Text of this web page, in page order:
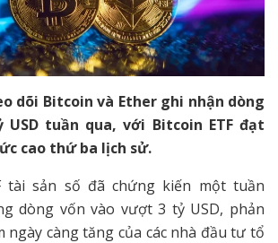
dõi Bitcoin và Ether ghi nhận dòng
tuần qua, với Bitcoin ETF đạt
cao thứ ba lịch sử.
tài sản số đã chứng kiến một tuần
dòng vốn vào vượt 3 tỷ USD, phản
ngày càng tăng của các nhà đầu tư tổ